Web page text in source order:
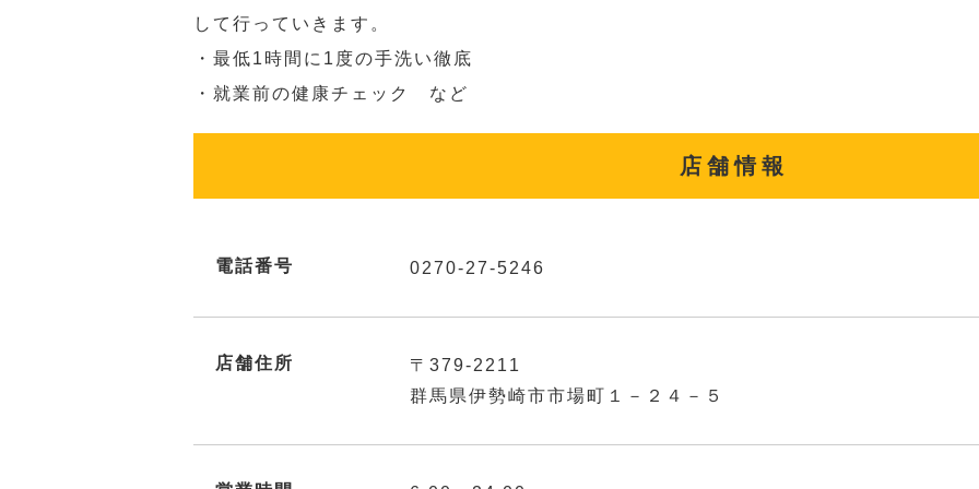
して行っていきます。
・最低1時間に1度の手洗い徹底
・就業前の健康チェック など
店舗情報
電話番号 0270-27-5246
店舗住所
〒379-2211
群馬県伊勢崎市市場町１－２４－５